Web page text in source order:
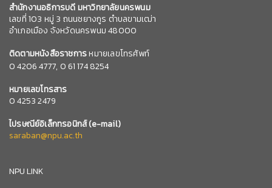
สำนักงานอธิการบดี มหาวิทยาลัยนครพนม
เลขที่ 103 หมู่ 3 ถนนชยางกูร ตำบลขามเฒ่า
อำเภอเมือง จังหวัดนครพนม 48000
ติดตามหนังสือราชการหมายเลขโทรศัพท์
04206 4777, 0 61 174 8254
หมายเลขโทรสาร
0 4253 2479
ไปรษณีย์อิเล็กทรอนิกส์(e-mail)
saraban@npu.ac.th
NPU LINK